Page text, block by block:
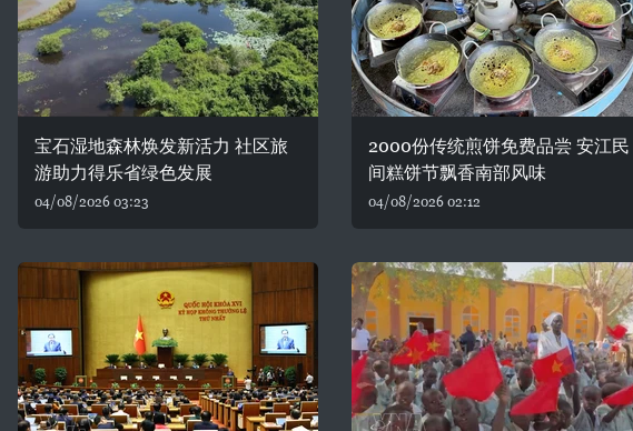
宝石湿地森林焕发新活力 社区旅
游助力得乐省绿色发展
04/08/2026 03:23
2000份传统煎饼免费品尝 安江民
间糕饼节飘香南部风味
04/08/2026 02:12